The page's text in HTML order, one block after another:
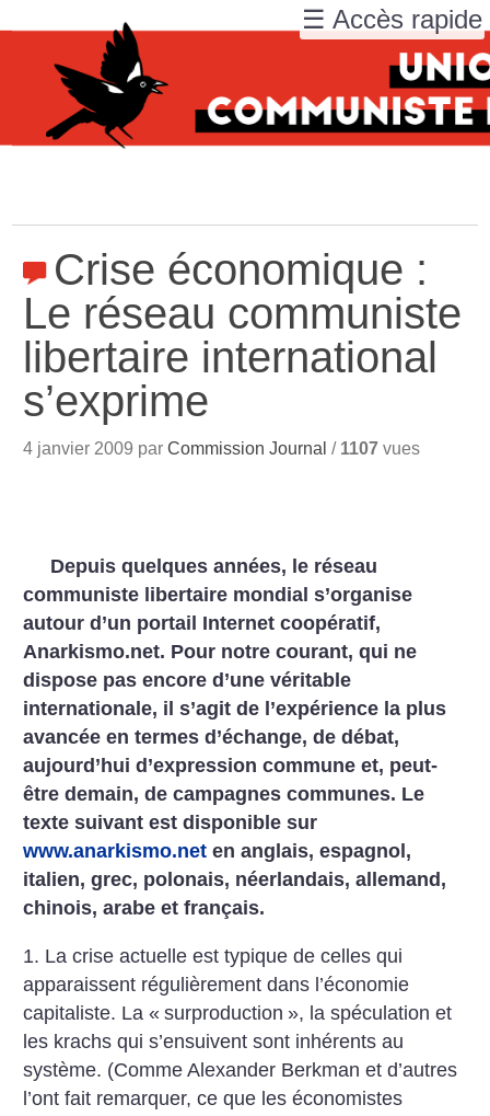
Crise économique :
Le réseau communiste
libertaire international
s’exprime
4 janvier 2009 parCommission Journal / 1107 vues
Depuis quelques années, le réseau
communiste libertaire mondial s’organise
autour d’un portail Internet coopératif,
Anarkismo.net. Pour notre courant, qui ne
dispose pas encore d’une véritable
internationale, il s’agit de l’expérience la plus
avancée en termes d’échange, de débat,
aujourd’hui d’expression commune et, peut-
être demain, de campagnes communes. Le
texte suivant est disponible sur
www.anarkismo.net en anglais, espagnol,
italien, grec, polonais, néerlandais, allemand,
chinois, arabe et français.
1. La crise actuelle est typique de celles qui
apparaissent régulièrement dans l’économie
capitaliste. La « surproduction », la spéculation et
les krachs qui s’ensuivent sont inhérents au
système. (Comme Alexander Berkman et d’autres
l’ont fait remarquer, ce que les économistes
☰ Accès rapide